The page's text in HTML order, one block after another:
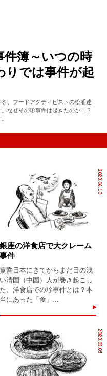
件簿～いつの時
りでは事件が起
、フードアクティビストの松浦達
なぜその珍事件は起きたのか！？
2023.06.10
銀座の洋食店で大クレーム
事件
黄昏日本にきてからまだ日の浅
い清国（中国）人が巻き起こし
た、洋食店での珍事件とは？本
当にあった「食」...
2023.03.05